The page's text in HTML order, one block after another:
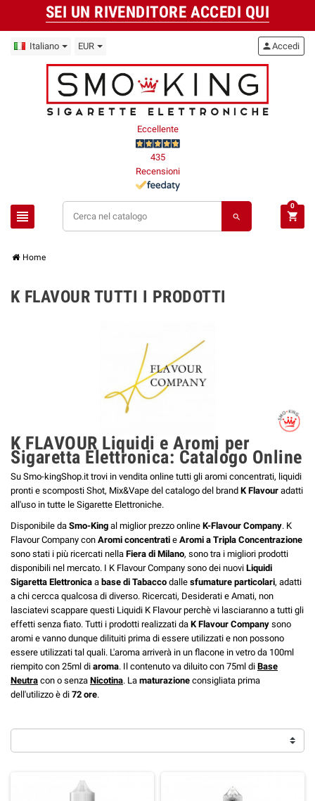
SEI UN RIVENDITORE ACCEDI QUI
Italiano EUR
Eccellente
435
Recensioni
view_headline search
personAccedi
shopping_cart
0
Home
K FLAVOUR TUTTI I PRODOTTI
K FLAVOUR Liquidi e Aromi per
Sigaretta Elettronica: Catalogo Online
Su Smo-kingShop.it trovi in vendita online tutti gli aromi concentrati, liquidi
pronti e scomposti Shot, Mix&Vape del catalogo del brand K Flavour adatti
all'uso in tutte le Sigarette Elettroniche.
Disponibile da Smo-King al miglior prezzo online K-Flavour Company. K
Flavour Company con Aromi concentrati e Aromi a Tripla Concentrazione
sono stati i più ricercati nella Fiera di Milano, sono tra i migliori prodotti
disponibili nel mercato. I K Flavour Company sono dei nuovi Liquidi
Sigaretta Elettronica a base di Tabacco dalle sfumature particolari, adatti
a chi cercca qualcosa di diverso. Ricercati, Desiderati e Amati, non
lasciatevi scappare questi Liquidi K Flavour perchè vi lasciaranno a tutti gli
effetti senza fiato. Tutti i prodotti realizzati da K Flavour Company sono
aromi e vanno dunque dilituiti prima di essere utilizzati e non possono
essere utilizzati tal quali. L'aroma arriverà in un flacone in vetro da 100ml
riempito con 25ml di aroma. Il contenuto va diluito con 75ml di Base
Neutra con o senza Nicotina. La maturazione consigliata prima
dell'utilizzo è di 72 ore.